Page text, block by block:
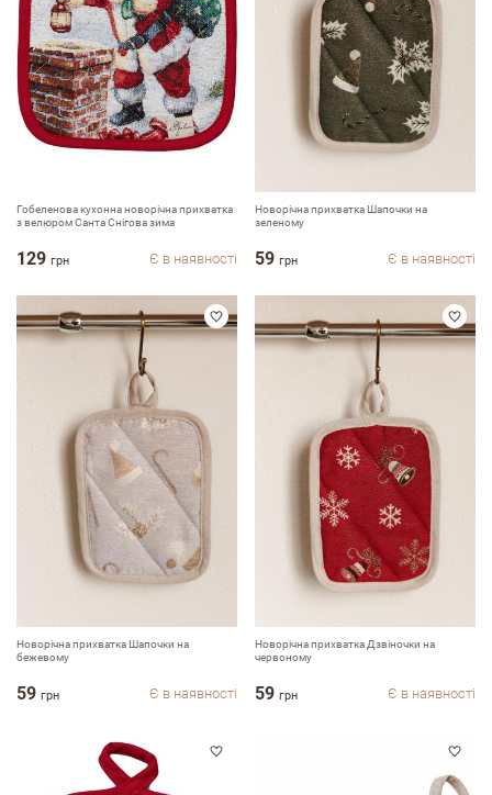
Гобеленова кухонна новорічна прихватка
з велюром Санта Снігова зима
129 грн Є в наявності
Новорічна прихватка Шапочки на
зеленому
59 грн Є в наявності
Новорічна прихватка Шапочки на
бежевому
59 грн Є в наявності
Новорічна прихватка Дзвіночки на
червоному
59 грн Є в наявності
Залишити вiдгук про магазин